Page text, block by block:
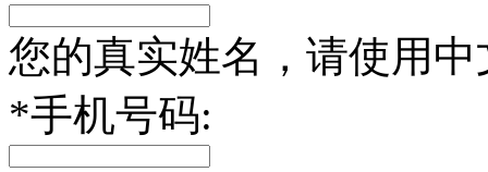
您的真实姓名，请使用中
*手机号码: